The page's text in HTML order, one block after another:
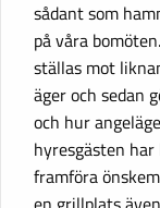
sådant som
på våra
ställas mot
äger och sedan
och hur
hyresgästen
framföra